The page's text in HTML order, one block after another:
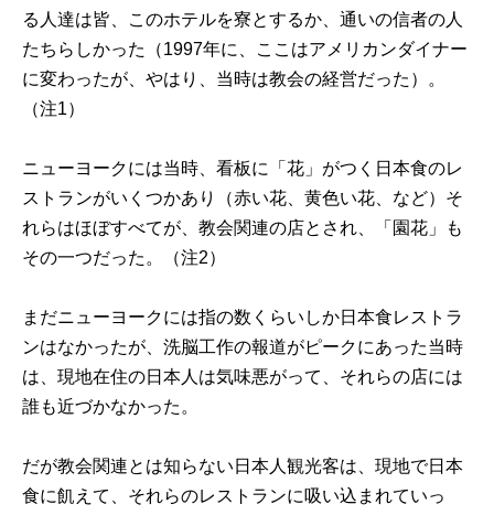
る人達は皆、このホテルを寮とするか、通いの信者の人
たちらしかった（1997年に、ここはアメリカンダイナー
に変わったが、やはり、当時は教会の経営だった）。
（注1）
ニューヨークには当時、看板に「花」がつく日本食のレ
ストランがいくつかあり（赤い花、黄色い花、など）そ
れらはほぼすべてが、教会関連の店とされ、「園花」も
その一つだった。（注2）
まだニューヨークには指の数くらいしか日本食レストラ
ンはなかったが、洗脳工作の報道がピークにあった当時
は、現地在住の日本人は気味悪がって、それらの店には
誰も近づかなかった。
だが教会関連とは知らない日本人観光客は、現地で日本
食に飢えて、それらのレストランに吸い込まれていっ